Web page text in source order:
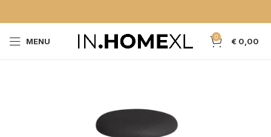
MENU 0 € 0,00